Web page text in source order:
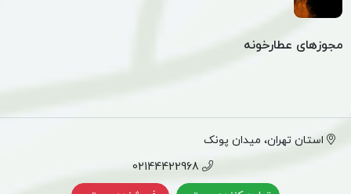
مجوزهای عطارخونه
استان تهران، میدان پونک
02144422968